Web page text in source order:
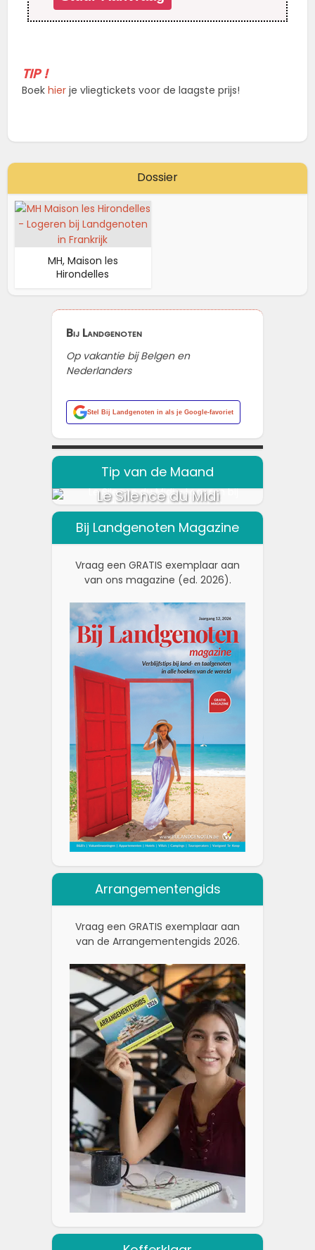
TIP !
Boekhier je vliegtickets voor de laagste prijs!
Dossier
MH, Maison les
Hirondelles
Bij Landgenoten
Op vakantie bij Belgen en
Nederlanders
Stel Bij Landgenoten in als je Google-favoriet
Tip van de Maand
Le Silence du Midi
Bij Landgenoten Magazine
Vraag een GRATIS exemplaar aan
van ons magazine (ed. 2026).
Arrangementengids
Vraag een GRATIS exemplaar aan
van de Arrangementengids 2026.